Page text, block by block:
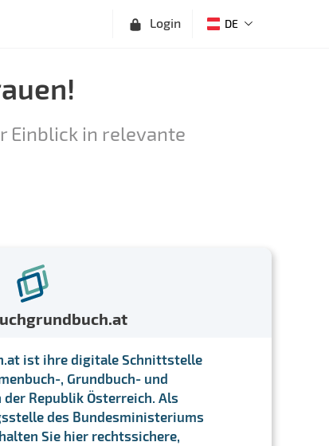
Login DE
Einblick in relevante
ist ihre digitale Schnittstelle
, Grundbuch- und
Republik Österreich. Als
des Bundesministeriums
Sie hier rechtssichere,